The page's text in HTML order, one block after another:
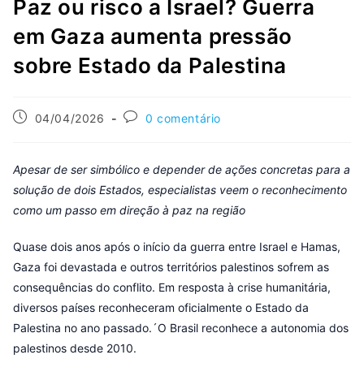
Paz ou risco a Israel? Guerra
em Gaza aumenta pressão
sobre Estado da Palestina
04/04/2026 0 comentário
Apesar de ser simbólico e depender de ações concretas para a
solução de dois Estados, especialistas veem o reconhecimento
como um passo em direção à paz na região
Quase dois anos após o início da guerra entre Israel e Hamas,
Gaza foi devastada e outros territórios palestinos sofrem as
consequências do conflito. Em resposta à crise humanitária,
diversos países reconheceram oficialmente o Estado da
Palestina no ano passado.´O Brasil reconhece a autonomia dos
palestinos desde 2010.